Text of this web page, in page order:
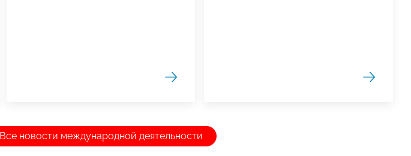
Все новости международной деятельности